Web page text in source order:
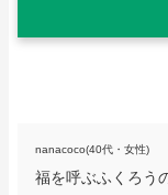
nanacoco(40代・女性)
福を呼ぶふくろう